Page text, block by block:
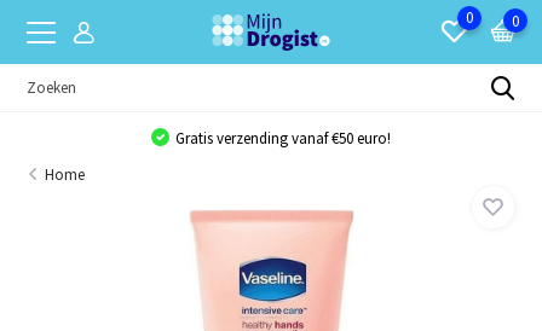
0 0
Gratis verzending vanaf €50 euro!
Home